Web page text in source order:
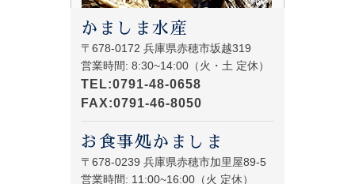
かましま水産
〒678-0172 兵庫県赤穂市坂越319
営業時間: 8:30~14:00（火・土 定休）
TEL:0791-48-0658
FAX:0791-46-8050
お食事処かましま
〒678-0239 兵庫県赤穂市加里屋89-5
営業時間: 11:00~16:00（火 定休）